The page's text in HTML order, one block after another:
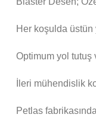
Her koşulda
Optimum yol tutuş
İleri mühendislik
Petlas